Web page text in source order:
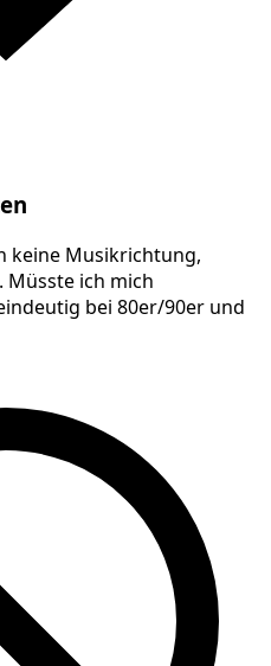
keine Musikrichtung,
Müsste ich mich
bei 80er/90er und